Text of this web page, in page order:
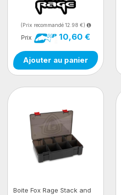
(Prix recommandé 12.98 €)
Prix 10,60 €
Ajouter au panier
Boite Fox Rage Stack and